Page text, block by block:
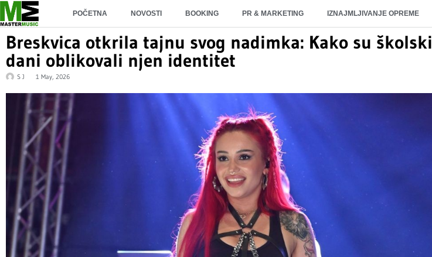
POČETNA NOVOSTI BOOKING PR & MARKETING IZNAJMLJIVANJE OPREME
Breskvica otkrila tajnu svog nadimka: Kako su školski
dani oblikovali njen identitet
S J 1 May, 2026